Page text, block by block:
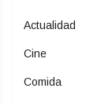
Actualidad
Cine
Comida